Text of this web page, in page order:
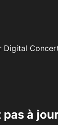
Digital
pas à